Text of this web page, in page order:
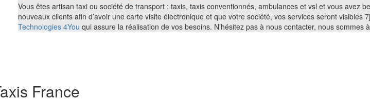
Vous êtes artisan taxi ou société de transport : taxis, taxis conventionnés, ambulances et vsl et vous avez
nouveaux clients afin d’avoir une carte visite électronique et que votre société, vos services seront
Technologies 4You qui assure la réalisation de vos besoins. N’hésitez pas à nous contacter, nous sommes
France